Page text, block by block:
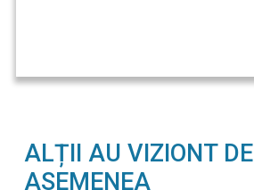
ALȚII AU VIZIONT DE
ASEMENEA